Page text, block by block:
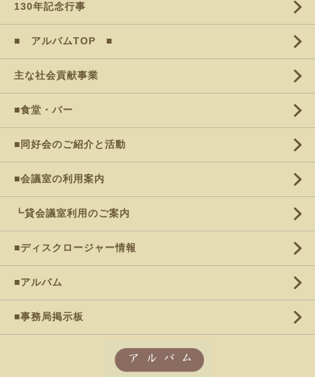
130年記念行事
■ アルバムTOP ■
主な社会貢献事業
■食堂・バー
■同好会のご紹介と活動
■会議室の利用案内
┗貸会議室利用のご案内
■ディスクロージャー情報
■アルバム
■事務局掲示板